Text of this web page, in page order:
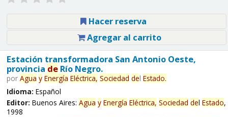
Hacer reserva
Agregar al carrito
Estación transformadora San Antonio Oeste,
provincia deRío Negro.
por Agua y Energía Eléctrica, Sociedad del Estado.
Idioma: Español
Editor: Buenos Aires: Agua y Energía Eléctrica, Sociedad del Estado,
1998